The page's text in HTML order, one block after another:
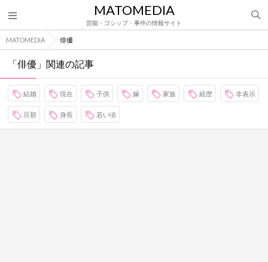
MATOMEDIA
芸能・ゴシップ・事件の情報サイト
MATOMEDIA 俳優
「俳優」関連の記事
結婚 現在 子供 嫁 家族 経歴 非表示
旦那 身長 若い頃